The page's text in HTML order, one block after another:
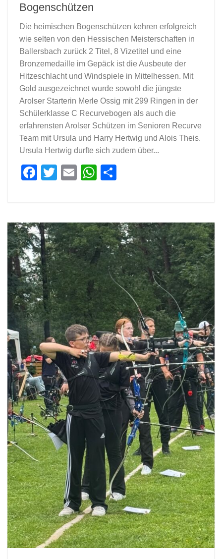
Bogenschützen
Die heimischen Bogenschützen kehren erfolgreich
wie selten von den Hessischen Meisterschaften in
Ballersbach zurück 2 Titel, 8 Vizetitel und eine
Bronzemedaille im Gepäck ist die Ausbeute der
Hitzeschlacht und Windspiele in Mittelhessen. Mit
Gold ausgezeichnet wurde sowohl die jüngste
Arolser Starterin Merle Ossig mit 299 Ringen in der
Schülerklasse C Recurvebogen als auch die
erfahrensten Arolser Schützen im Senioren Recurve
Team mit Ursula und Harry Hertwig und Alois Theis.
Ursula Hertwig durfte sich zudem über...
Facebook
Twitter
EmailWhatsApp